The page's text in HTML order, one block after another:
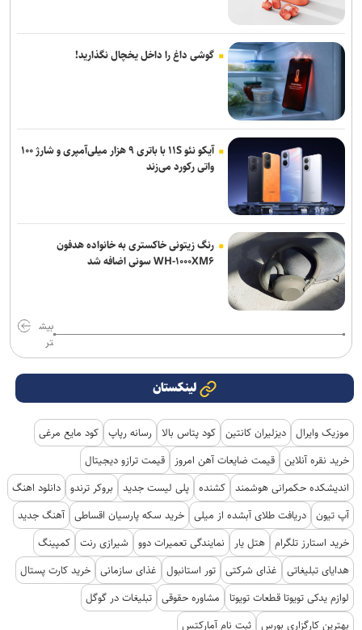
گوشی داغ را داخل یخچال نگذارید!
آیکو نئو ۱۱S با باتری ۹ هزار میلی‌آمپری و شارژ ۱۰۰
واتی رکورد می‌زند
رنگ زیتونی خاکستری به خانواده هدفون
WH-۱۰۰۰XM۶ سونی اضافه شد
بیش
تر
لینکستان
موزیک وایرال دیزلیران کانتین کود پتاس بالا رسانه رپاپ کود مایع مرغی
خرید نقره آنلاین قیمت ضایعات آهن امروز
قیمت ترازو دیجیتال
اندیشکده حکمرانی هوشمند کشنده پلی لیست جدید بروکر ترندو دانلود اهنگ
آپ تیون دریافت طلای آبشده از میلی خرید سکه پارسیان اقساطی آهنگ جدید
خرید استارز تلگرام هتل یار نمایندگی تعمیرات دوو شیرازی رنت کمپینگ
هدایای تبلیغاتی
غذای شرکتی تور استانبول غذای سازمانی خرید کارت پستال
لوازم یدکی تویوتا قطعات تویوتا
مشاوره حقوقی تبلیغات در گوگل
بهترین کارگزاری بورس ثبت نام آمارکتس